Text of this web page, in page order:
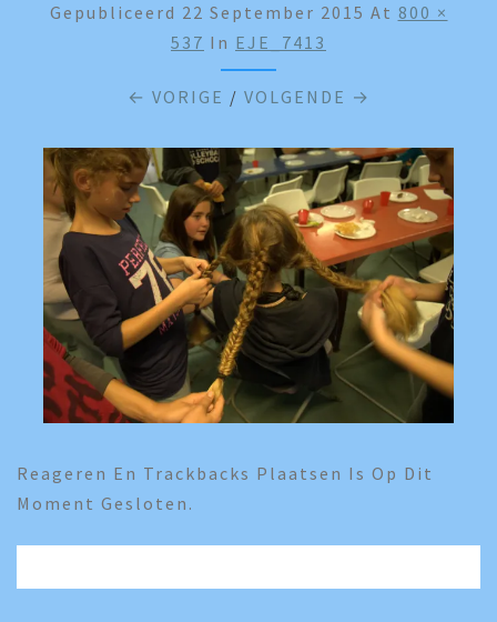
Gepubliceerd 22 September 2015 At 800 ×
537 In EJE_7413
← VORIGE / VOLGENDE →
Reageren En Trackbacks Plaatsen Is Op Dit
Moment Gesloten.